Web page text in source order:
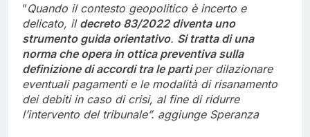
”Quando il contesto geopolitico è incerto e
delicato, il decreto 83/2022 diventa uno
strumento guida orientativo. Si tratta di una
norma che opera in ottica preventiva sulla
definizione di accordi tra le partiper dilazionare
eventuali pagamenti e le modalità di risanamento
dei debiti in caso di crisi, al fine di ridurre
l’intervento del tribunale”. aggiunge Speranza